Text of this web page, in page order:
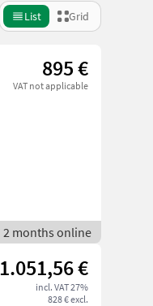
List Grid
895 €
VAT not applicable
2 months online
1.051,56 €
incl. VAT 27%
828 € excl.